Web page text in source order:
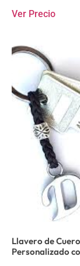
Ver Precio
Llavero de Cuero
Personalizado